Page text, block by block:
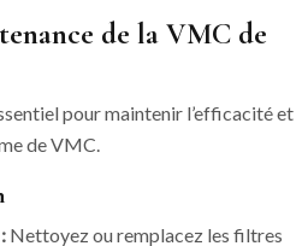
de la VMC de
pour maintenir l’efficacité et
de VMC.
Nettoyez ou remplacez les filtres